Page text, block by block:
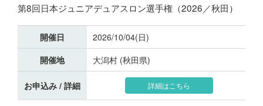
第8回日本ジュニアデュアスロン選手権（2026／秋田）
開催日
2026/10/04(日)
開催地
大潟村 (秋田県)
お申込み / 詳細 詳細はこちら